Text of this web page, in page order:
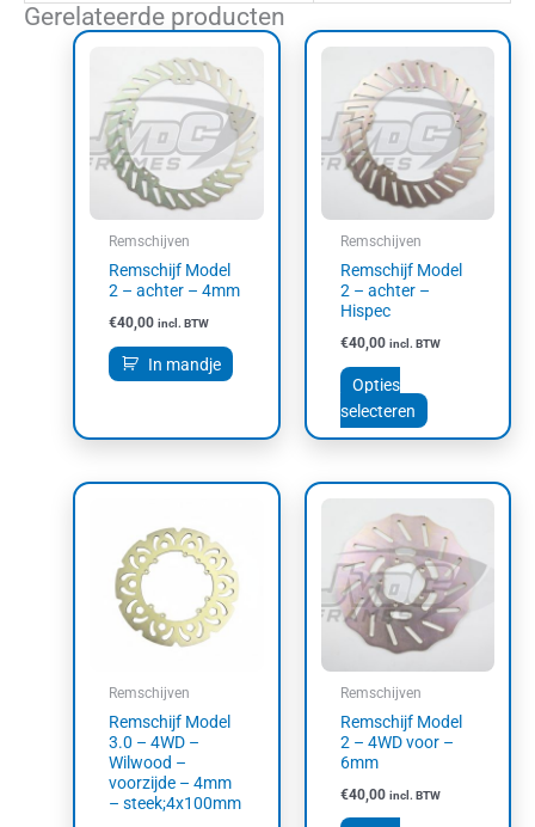
Gerelateerde producten
Remschijven
Remschijf Model
2 – achter – 4mm
€40,00 incl. BTW
In mandje
Remschijven
Remschijf Model
2 – achter –
Hispec
€40,00 incl. BTW
Opties
selecteren
product
heeft
meerdere
variaties.
Deze
optie
worden
Remschijven
Remschijf Model
3.0 – 4WD –
Wilwood –
voorzijde – 4mm
– steek;4x100mm
Remschijven
Remschijf Model
2 – 4WD voor –
6mm
€40,00 incl. BTW
product
heeft
meerdere
variaties.
Deze
optie
worden